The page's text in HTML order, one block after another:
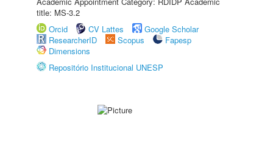
title: MS-3.2
Orcid
CV Lattes
Google Scholar
ResearcherID
Scopus
Fapesp
Dimensions
Repositório Institucional UNESP